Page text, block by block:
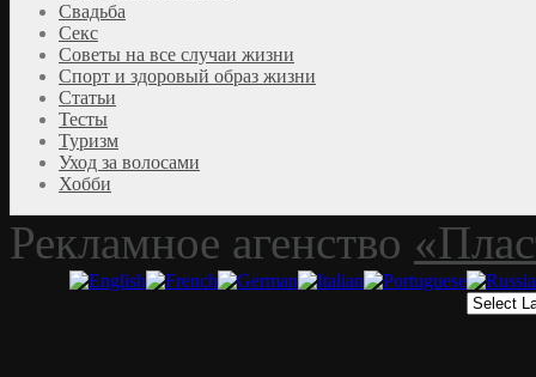
Свадьба
Секс
Советы на все случаи жизни
Спорт и здоровый образ жизни
Статьи
Тесты
Туризм
Уход за волосами
Хобби
Рекламное агенство